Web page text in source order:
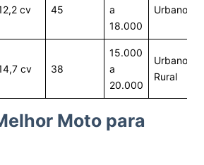
cv 45
a
18.000
Urbano
cv 38
15.000
a
20.000
Urbano e
Rural
Moto para